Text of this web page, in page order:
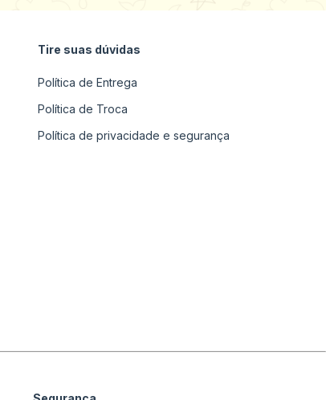
Tire suas dúvidas
Política de Entrega
Política de Troca
Política de privacidade e segurança